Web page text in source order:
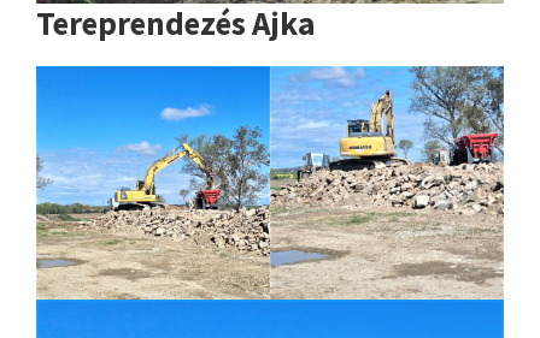
Tereprendezés Ajka